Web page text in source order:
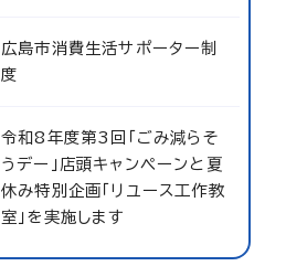
広島市消費生活サポーター制
度
令和8年度第3回「ごみ減らそ
うデー」店頭キャンペーンと夏
休み特別企画「リユース工作教
室」を実施します